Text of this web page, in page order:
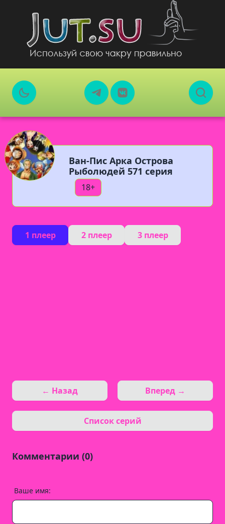
Ван-Пис Арка Острова
Рыболюдей 571 серия
18+
1 плеер 2 плеер 3 плеер
← Назад
Список серий
Вперед →
Комментарии (0)
Ваше имя: